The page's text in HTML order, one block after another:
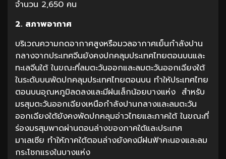
จำนวน 2,650 คน
2. สภาพอากาศ
บริเวณความกดอากาศสูงหรือมวลอากาศเย็นกำลังปาน
กลางจากประเทศจีนยังคงปกคลุมประเทศไทยตอนบนและ
ทะเลจีนใต้ ในขณะที่ลมตะวันออกและลมตะวันออกเฉียงใต้
ในระดับบนพัดปกคลุมประเทศไทยตอนบน ทำให้ประเทศไทย
ตอนบนอุณหภูมิลดลงและมีฝนเล็กน้อยบางแห่ง สำหรับ
มรสุมตะวันออกเฉียงเหนือกำลังปานกลางและลมตะวัน
ออกเฉียงใต้ยังคงพัดปกคลุมอ่าวไทยและภาคใต้ ในขณะที่
ร่องมรสุมพาดผ่านตอนล่างของภาคใต้และประเทศ
มาเลเซีย ทำให้ภาคใต้ตอนล่างยังคงมีฝนฟ้าคะนองและลม
กระโชกแรงในบางแห่ง